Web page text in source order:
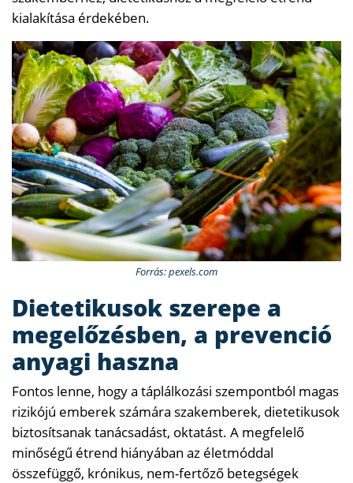
kialakítása érdekében.
Forrás: pexels.com
Dietetikusok szerepe a
megelőzésben, a prevenció
anyagi haszna
Fontos lenne, hogy a táplálkozási szempontból magas
rizikójú emberek számára szakemberek, dietetikusok
biztosítsanak tanácsadást, oktatást. A megfelelő
minőségű étrend hiányában az életmóddal
összefüggő, krónikus, nem-fertőző betegségek